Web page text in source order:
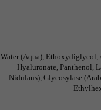
Water (Aqua), Ethoxydiglycol,
Hyaluronate, Panthenol,
Nidulans), Glycosylase